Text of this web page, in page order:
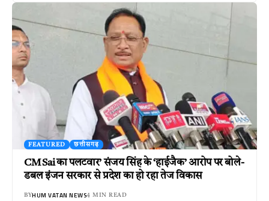
FEATURED छत्तीसगढ़
CM Sai का पलटवार’ संजय सिंह के ‘हाईजैक’ आरोप पर बोले-
डबल इंजन सरकार से प्रदेश का हो रहा तेज विकास
BYHUM VATAN NEWS4 MIN READ